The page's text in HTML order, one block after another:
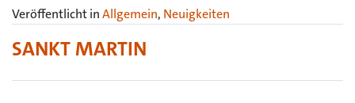
Veröffentlicht inAllgemein, Neuigkeiten
SANKT MARTIN